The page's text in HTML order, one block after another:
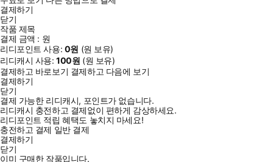
결제하기
닫기
작품 제목
결제 금액 : 원
리디포인트 사용: 0원 (원 보유)
리디캐시 사용:100원 (원 보유)
결제하고 바로보기 결제하고 다음에 보기
결제하기
닫기
결제 가능한 리디캐시, 포인트가 없습니다.
리디캐시 충전하고 결제없이 편하게 감상하세요.
리디포인트 적립 혜택도 놓치지 마세요!
충전하고 결제 일반 결제
결제하기
닫기
이미 구매한 작품입니다.